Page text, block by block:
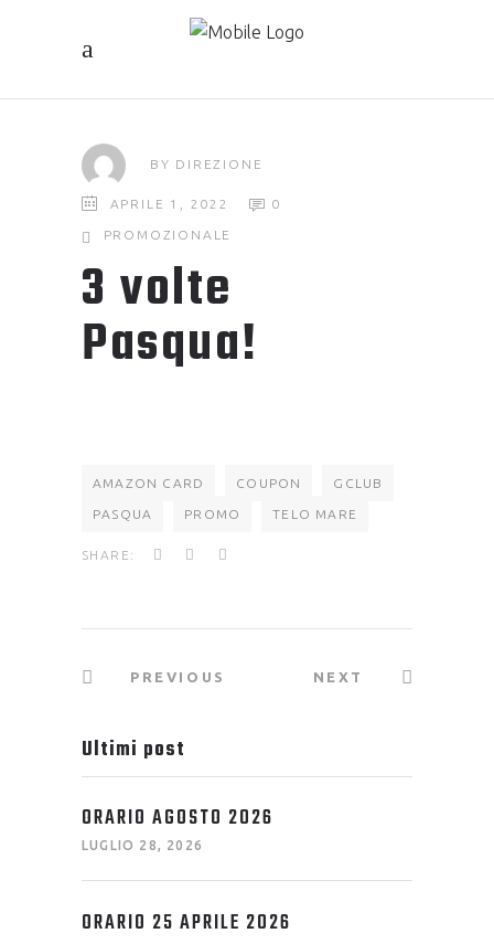
BY DIREZIONE
APRILE 1, 2022 0
PROMOZIONALE
3 volte
Pasqua!
AMAZON CARD COUPON GCLUB
PASQUA PROMO TELO MARE
SHARE:
PREVIOUS NEXT
Ultimi post
ORARIO AGOSTO 2026
LUGLIO 28, 2026
ORARIO 25 APRILE 2026